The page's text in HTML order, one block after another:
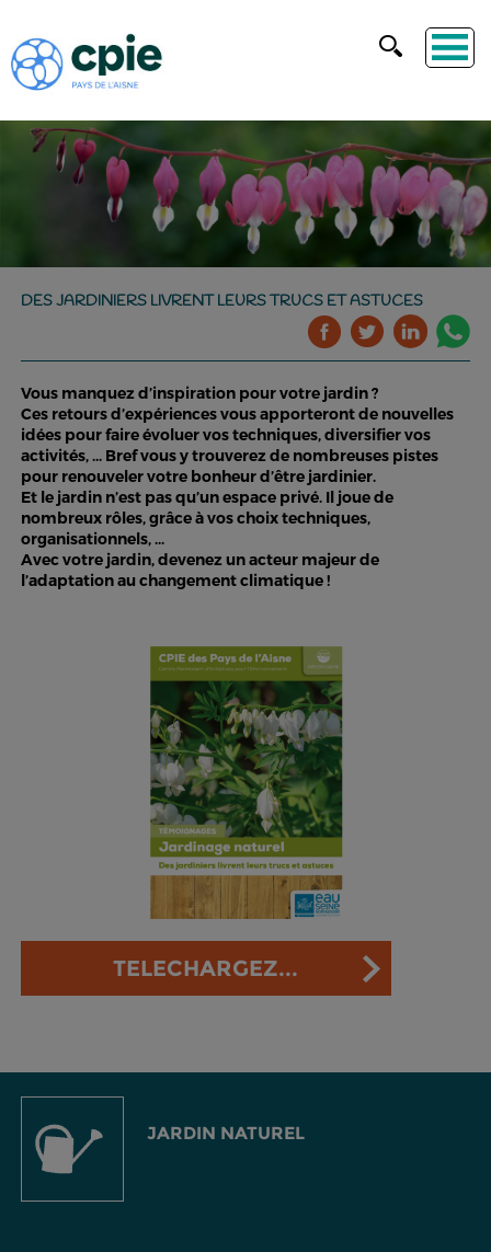
DES JARDINIERS LIVRENT LEURS TRUCS ET ASTUCES
Vous manquez d’inspiration pour votre jardin ?
Ces retours d’expériences vous apporteront de nouvelles
idées pour faire évoluer vos techniques, diversifier vos
activités, ... Bref vous y trouverez de nombreuses pistes
pour renouveler votre bonheur d’être jardinier.
Et le jardin n’est pas qu’un espace privé. Il joue de
nombreux rôles, grâce à vos choix techniques,
organisationnels, ...
Avec votre jardin, devenez un acteur majeur de
l’adaptation au changement climatique !
TELECHARGEZ...
JARDIN NATUREL